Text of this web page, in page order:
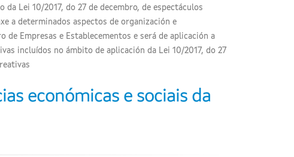
Lei 10/2017, do 27 de decembro, de espectáculos
a determinados aspectos de organización e
Empresas e Establecementos e será de aplicación a
incluídos no ámbito de aplicación da Lei 10/2017, do 27
económicas e sociais da